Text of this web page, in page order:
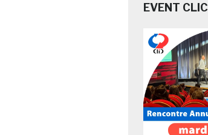
EVENT CLIC